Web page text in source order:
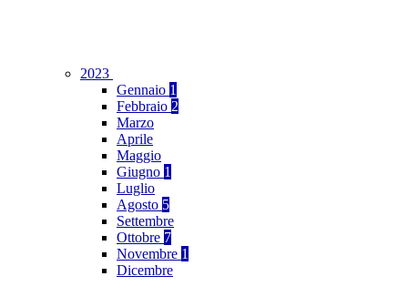
2023
Gennaio 1
Febbraio 2
Marzo
Aprile
Maggio
Giugno 1
Luglio
Agosto 5
Settembre
Ottobre 7
Novembre 1
Dicembre